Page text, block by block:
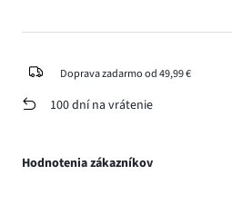
Doprava zadarmo od 49,99 €
100 dní na vrátenie
Hodnotenia zákazníkov